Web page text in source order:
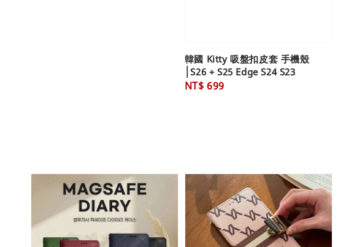
韓國 Kitty 吸盤扣皮套 手機殼
│S26 + S25 Edge S24 S23
Regular
NT$ 699